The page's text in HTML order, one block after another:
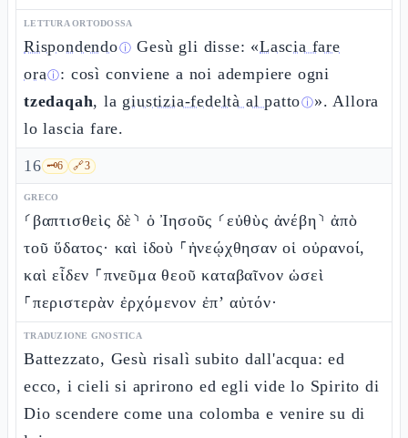
LETTURA ORTODOSSA
Rispondendoⓘ Gesù gli disse: «Lascia fare
oraⓘ: così conviene a noi adempiere ogni
tzedaqah, la giustizia-fedeltà al pattoⓘ». Allora
lo lascia fare.
16 🗝️6 🔗3
GRECO
⸂βαπτισθεὶς δὲ⸃ ὁ Ἰησοῦς ⸂εὐθὺς ἀνέβη⸃ ἀπὸ
τοῦ ὕδατος· καὶ ἰδοὺ ⸀ἠνεῴχθησαν οἱ οὐρανοί,
καὶ εἶδεν ⸀πνεῦμα θεοῦ καταβαῖνον ὡσεὶ
⸀περιστερὰν ἐρχόμενον ἐπ’ αὐτόν·
TRADUZIONE GNOSTICA
Battezzato, Gesù risalì subito dall'acqua: ed
ecco, i cieli si aprirono ed egli vide lo Spirito di
Dio scendere come una colomba e venire su di